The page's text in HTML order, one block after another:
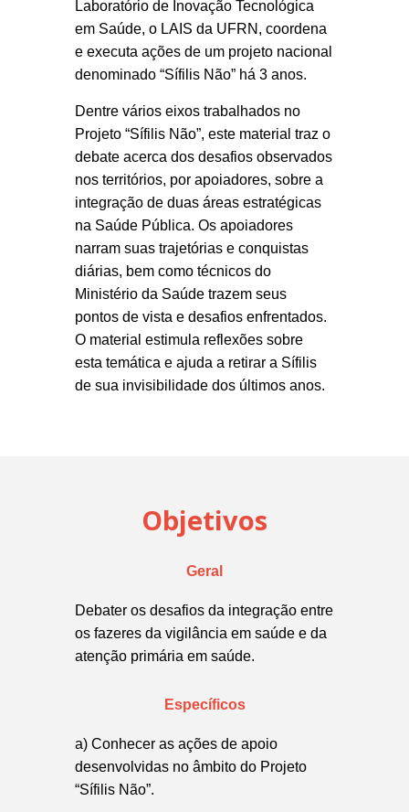
Laboratório de Inovação Tecnológica
em Saúde, o LAIS da UFRN, coordena
e executa ações de um projeto nacional
denominado “Sífilis Não” há 3 anos.
Dentre vários eixos trabalhados no
Projeto “Sífilis Não”, este material traz o
debate acerca dos desafios observados
nos territórios, por apoiadores, sobre a
integração de duas áreas estratégicas
na Saúde Pública. Os apoiadores
narram suas trajetórias e conquistas
diárias, bem como técnicos do
Ministério da Saúde trazem seus
pontos de vista e desafios enfrentados.
O material estimula reflexões sobre
esta temática e ajuda a retirar a Sífilis
de sua invisibilidade dos últimos anos.
Objetivos
Geral
Debater os desafios da integração entre
os fazeres da vigilância em saúde e da
atenção primária em saúde.
Específicos
a) Conhecer as ações de apoio
desenvolvidas no âmbito do Projeto
“Sífilis Não”.